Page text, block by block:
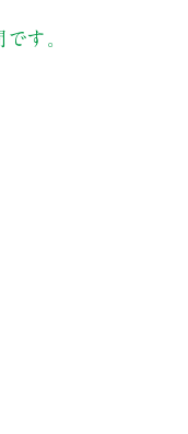
す。